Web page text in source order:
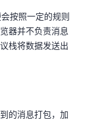
按照一定的规则
器并不负责消息
栈将数据发送出
的消息打包，加